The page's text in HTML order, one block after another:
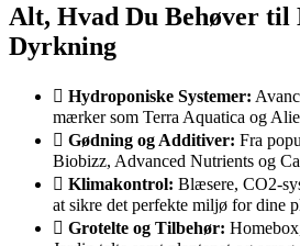
Alt, Hvad Du Behøver til
Dyrkning
Hydroponiske Systemer:
mærker som Terra Aquatica og
Gødning og Additiver: Fra
Biobizz, Advanced Nutrients og
Klimakontrol: Blæsere, CO2-
at sikre det perfekte miljø for dine
Grotelte og Tilbehør: